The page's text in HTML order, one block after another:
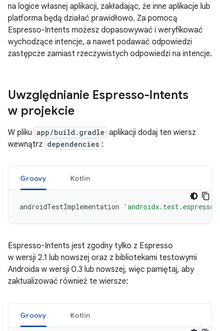
na logice własnej aplikacji, zakładając, że inne aplikacje lub
platforma będą działać prawidłowo. Za pomocą
Espresso-Intents możesz dopasowywać i weryfikować
wychodzące intencje, a nawet podawać odpowiedzi
zastępcze zamiast rzeczywistych odpowiedzi na intencje.
Uwzględnianie Espresso-Intents
w projekcie
W pliku app/build.gradle aplikacji dodaj ten wiersz
wewnątrz dependencies :
Groovy Kotlin
androidTestImplementation
Espresso-Intents jest zgodny tylko z Espresso
w wersji 2.1 lub nowszej oraz z bibliotekami testowymi
Androida w wersji 0.3 lub nowszej, więc pamiętaj, aby
zaktualizować również te wiersze:
Groovy Kotlin